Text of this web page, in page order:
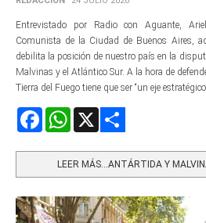
Entrevistado por Radio con Aguante,
Comunista de la Ciudad de Buenos Aires,
debilita la posición de nuestro país en la
Malvinas y el Atlántico Sur. A la hora de
Tierra del Fuego tiene que ser “un eje
FacebookWhatsApp
LEER MÁS…ANTÁRTIDA Y